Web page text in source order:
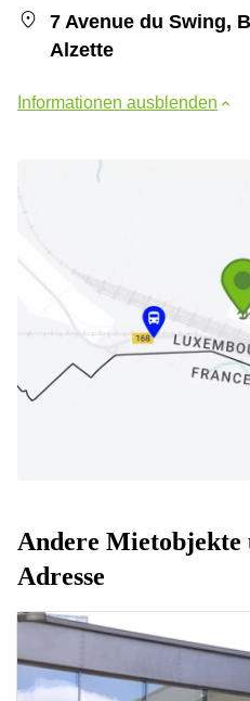
7 Avenue du Swing,
Alzette
Informationen ausblenden
Andere Mietobjekte
Adresse